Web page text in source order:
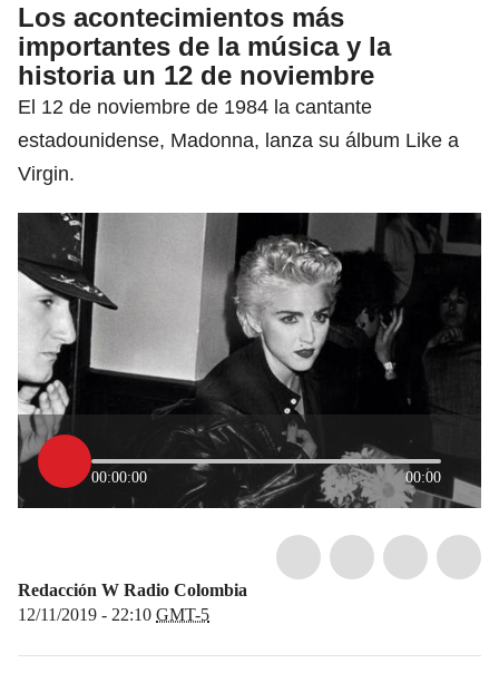
Los acontecimientos más
importantes de la música y la
historia un 12 de noviembre
El 12 de noviembre de 1984 la cantante
estadounidense, Madonna, lanza su álbum Like a
Virgin.
00:00:00 00:00
Redacción W Radio Colombia
12/11/2019 - 22:10 GMT-5